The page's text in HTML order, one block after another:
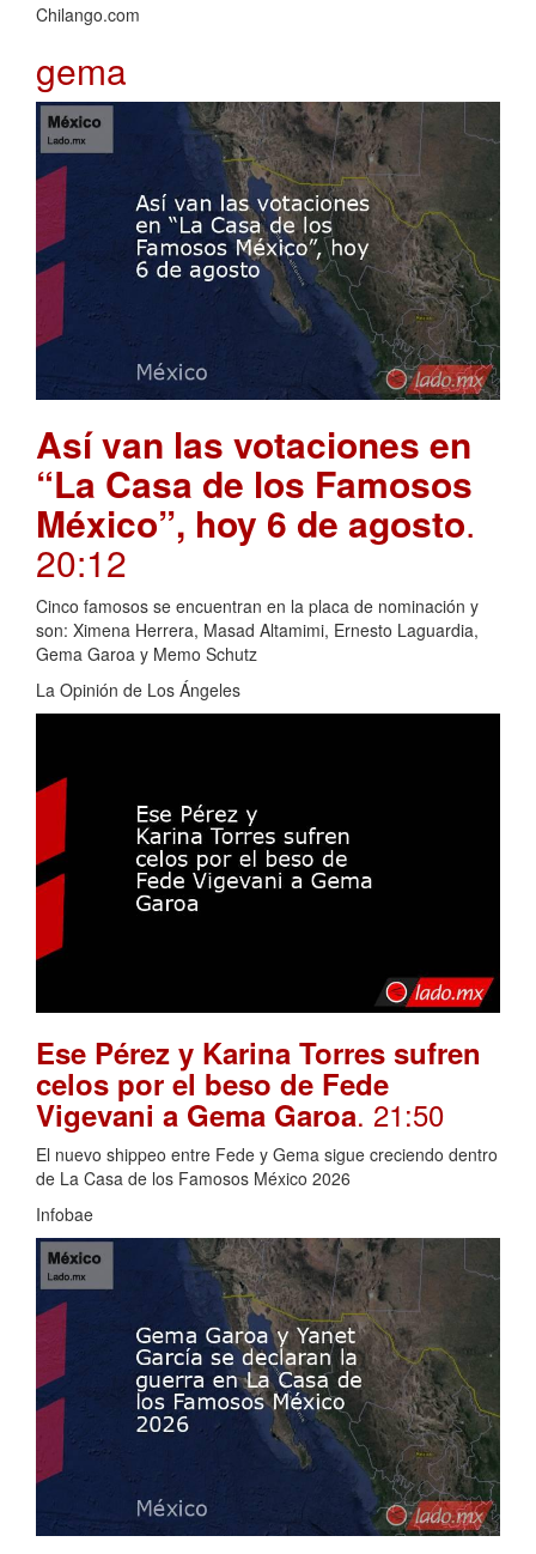
Chilango.com
gema
Así van las votaciones en
“La Casa de los Famosos
México”, hoy 6 de agosto.
20:12
Cinco famosos se encuentran en la placa de nominación y
son: Ximena Herrera, Masad Altamimi, Ernesto Laguardia,
Gema Garoa y Memo Schutz
La Opinión de Los Ángeles
Ese Pérez y Karina Torres sufren
celos por el beso de Fede
Vigevani a Gema Garoa. 21:50
El nuevo shippeo entre Fede y Gema sigue creciendo dentro
de La Casa de los Famosos México 2026
Infobae